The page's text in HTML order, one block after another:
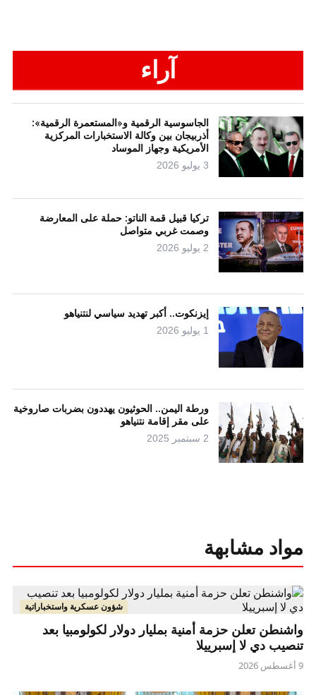
آراء
الجاسوسية الرقمية و«المستعمرة الرقمية»:
أذربيجان بين وكالة الاستخبارات المركزية
الأمريكية وجهاز الموساد
3 يوليو 2026
تركيا قبيل قمة الناتو: حملة على المعارضة
وصمت غربي متواصل
2 يوليو 2026
إيزنكوت.. أكبر تهديد سياسي لنتنياهو
1 يوليو 2026
ورطة اليمن.. الحوثيون يهددون بضربات صاروخية
على مقر إقامة نتنياهو
2 سبتمبر 2025
مواد مشابهة
شؤون عسكرية واستخباراتية
واشنطن تعلن حزمة أمنية بمليار دولار لكولومبيا بعد
تنصيب دي لا إسبرييلا
9 أغسطس 2026